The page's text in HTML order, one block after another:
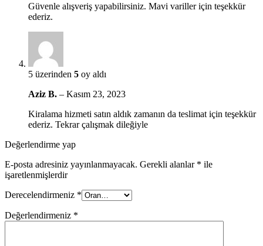
Güvenle alışveriş yapabilirsiniz. Mavi variller için teşekkür
ederiz.
5 üzerinden 5 oy aldı
Aziz B. – Kasım 23, 2023
Kiralama hizmeti satın aldık zamanın da teslimat için teşekkür
ederiz. Tekrar çalışmak dileğiyle
Değerlendirme yap
E-posta adresiniz yayınlanmayacak. Gerekli alanlar * ile
işaretlenmişlerdir
Derecelendirmeniz *
Değerlendirmeniz *